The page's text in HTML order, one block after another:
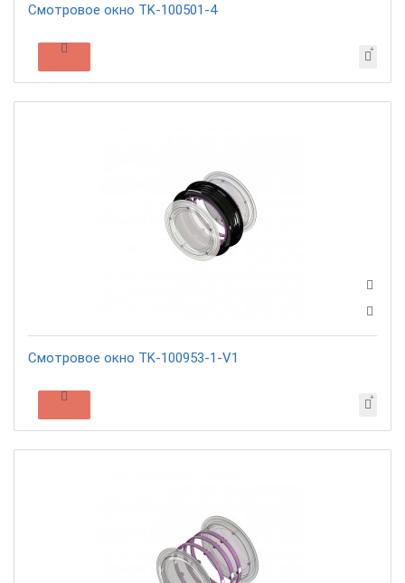
Смотровое окно TK-100501-4
Смотровое окно TK-100953-1-V1